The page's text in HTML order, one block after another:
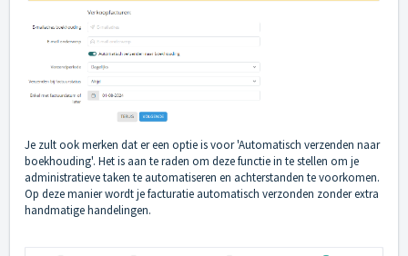
Je zult ook merken dat er een optie is voor 'Automatisch verzenden naar
boekhouding'. Het is aan te raden om deze functie in te stellen om je
administratieve taken te automatiseren en achterstanden te voorkomen.
Op deze manier wordt je facturatie automatisch verzonden zonder extra
handmatige handelingen.